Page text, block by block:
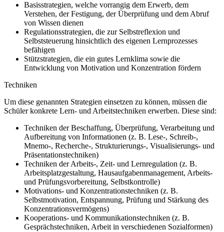
Basisstrategien, welche vorrangig dem Erwerb, dem
Verstehen, der Festigung, der Überprüfung und dem Abruf
von Wissen dienen
Regulationsstrategien, die zur Selbstreflexion und
Selbststeuerung hinsichtlich des eigenen Lernprozesses
befähigen
Stützstrategien, die ein gutes Lernklima sowie die
Entwicklung von Motivation und Konzentration fördern
Techniken
Um diese genannten Strategien einsetzen zu können, müssen die
Schüler konkrete Lern- und Arbeitstechniken erwerben. Diese sind:
Techniken der Beschaffung, Überprüfung, Verarbeitung und
Aufbereitung von Informationen (z. B. Lese-, Schreib-,
Mnemo-, Recherche-, Strukturierungs-, Visualisierungs- und
Präsentationstechniken)
Techniken der Arbeits-, Zeit- und Lernregulation (z. B.
Arbeitsplatzgestaltung, Hausaufgabenmanagement, Arbeits-
und Prüfungsvorbereitung, Selbstkontrolle)
Motivations- und Konzentrationstechniken (z. B.
Selbstmotivation, Entspannung, Prüfung und Stärkung des
Konzentrationsvermögens)
Kooperations- und Kommunikationstechniken (z. B.
Gesprächstechniken, Arbeit in verschiedenen Sozialformen)